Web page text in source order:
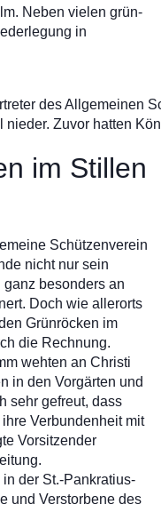
Neben vielen grün-
in
des Allgemeinen
Zuvor hatten
im Stillen
Schützenverein
nicht nur sein
besonders an
Doch wie allerorts
Grünröcken im
die Rechnung.
wehten an Christi
in den Vorgärten und
sehr gefreut, dass
Verbundenheit mit
Vorsitzender
der St.-Pankratius-
und Verstorbene des